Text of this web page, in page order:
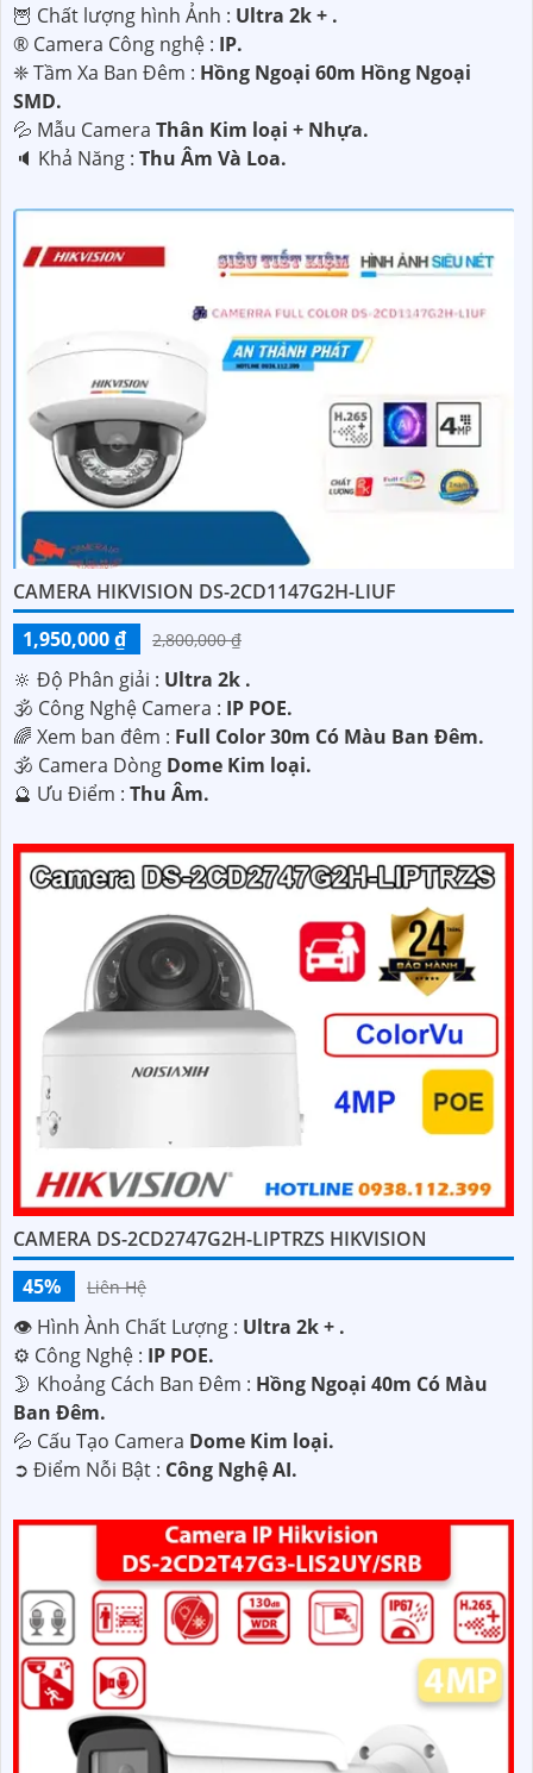
🦉 Chất lượng hình Ảnh : Ultra 2k + .
®️ Camera Công nghệ : IP.
❈ Tầm Xa Ban Đêm : Hồng Ngoại 60m Hồng Ngoại
SMD.
💦 Mẫu Camera Thân Kim loại + Nhựa.
️🔈 Khả Năng : Thu Âm Và Loa.
CAMERA HIKVISION DS-2CD1147G2H-LIUF
1,950,000 ₫
2,800,000 ₫
🔆 Độ Phân giải : Ultra 2k .
🕉️ Công Nghệ Camera : IP POE.
🌈 Xem ban đêm : Full Color 30m Có Màu Ban Ðêm.
🕉️ Camera Dòng Dome Kim loại.
️🔮 Ưu Điểm : Thu Âm.
CAMERA DS-2CD2747G2H-LIPTRZS HIKVISION
45%
Liên Hệ
👁 Hình Ành Chất Lượng : Ultra 2k + .
⚙ Công Nghệ : IP POE.
🌛 Khoảng Cách Ban Đêm : Hồng Ngoại 40m Có Màu
Ban Ðêm.
💦 Cấu Tạo Camera Dome Kim loại.
️➲ Điểm Nỗi Bật : Công Nghệ AI.